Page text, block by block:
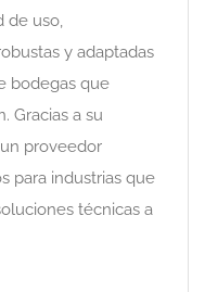
de uso,
y adaptadas
bodegas que
Gracias a su
proveedor
para industrias que
técnicas a